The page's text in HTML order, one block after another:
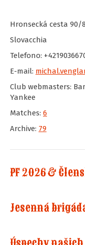
Hronsecká cesta 90/
Slovacchia
Telefono:
E-mail:
Club webmasters:
Yankee
Matches: 6
Archive: 79
PF 2026 &
Jesenná